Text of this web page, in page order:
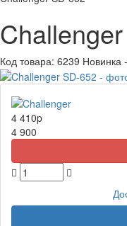
Код товара: 6239 Новинка
4 410p
4 900